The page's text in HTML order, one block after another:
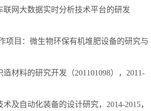
网大数据实时分析技术平台的研发
项目：微生物环保有机堆肥设备的研究与
材料的研究开发（201101098），2011-
及自动化装备的设计研究，2014-2015，